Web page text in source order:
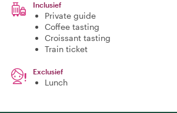
Inclusief
Private guide
Coffee tasting
Croissant tasting
Train ticket
Exclusief
Lunch